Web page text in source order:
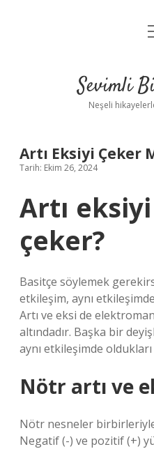
Sevimli
Neşeli
Artı Eksiyi Çeker
Tarih: Ekim 26, 2024
Artı
çeker?
Basitçe söylemek
etkileşim, aynı
Artı ve eksi de
altındadır. Başka bir
aynı etkileşimde
Nötr artı ve
Nötr nesneler
Negatif (-) ve pozitif (+)